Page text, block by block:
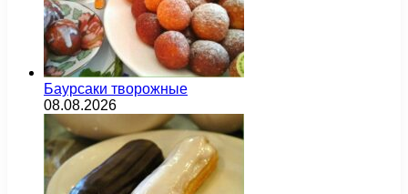
Баурсаки творожные
08.08.2026